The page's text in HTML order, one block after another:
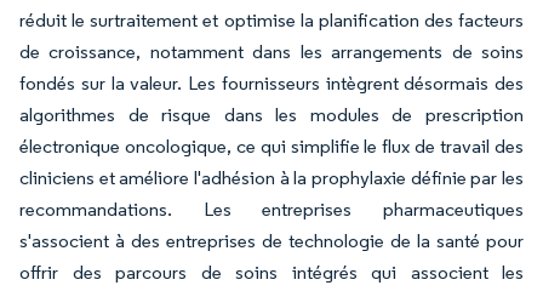
réduit le surtraitement et optimise la planification des facteurs
de croissance, notamment dans les arrangements de soins
fondés sur la valeur. Les fournisseurs intègrent désormais des
algorithmes de risque dans les modules de prescription
électronique oncologique, ce qui simplifie le flux de travail des
cliniciens et améliore l'adhésion à la prophylaxie définie par les
recommandations. Les entreprises pharmaceutiques
s'associent à des entreprises de technologie de la santé pour
offrir des parcours de soins intégrés qui associent les